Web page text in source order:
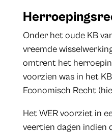
Onder het oude KB
vreemde
omtrent het
voorzien was in het
Economisch Recht
Het WER voorziet in
veertien dagen indien